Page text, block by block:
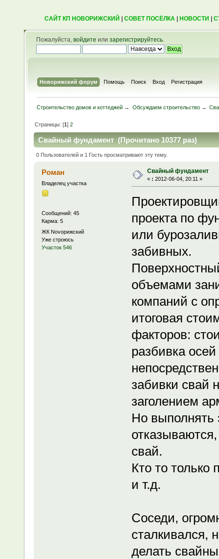
САЙТ КП НОВОРИЖСКИЙ СОВЕТ ПОСЁЛКА| НОВОСТИ
Пожалуйста, войдите или зарегистрируйтесь.
Новорижский форум Помощь Поиск Вход Регистрация
Строительство домов и коттеджей → Обсуждаем строительство→
Страницы: [1]2
Свайный фундамент (Прочитано 10377 раз)
0 Пользователей и 1 Гость просматривают эту тему.
Роман
Владелец участка
Сообщений: 45
Карма: 5
ЖК Novoрижский
Уже строюсь
Участок 546
Свайный фундамент
« : 2012-06-04, 20:11 »
проекта по
или
забивных.
объемами
компаний с
итоговая
факторов:
разбивка
забивки свай
заголением
Но выполнять
свай.
Кто то только
и т.д.
Соседи,
сталкивался,
делать